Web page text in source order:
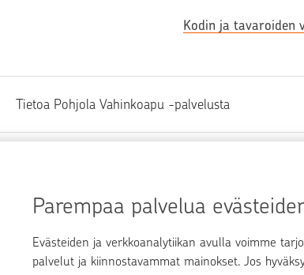
Parempaa palvelua
Evästeiden ja verkkoanalytiikan avulla voimme
palvelut ja kiinnostavammat mainokset. Jos
Kodin ja tavaroiden
Tietoa Pohjola Vahinkoapu -palvelusta
Löysitkö etsimäsi tiedon tältä sivulta?
Kyllä Ei